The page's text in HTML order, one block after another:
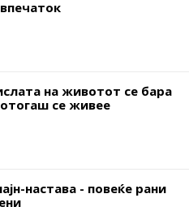
на животот се бара
се живее
настава - повеќе рани